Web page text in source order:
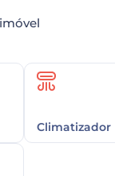
Climatizador